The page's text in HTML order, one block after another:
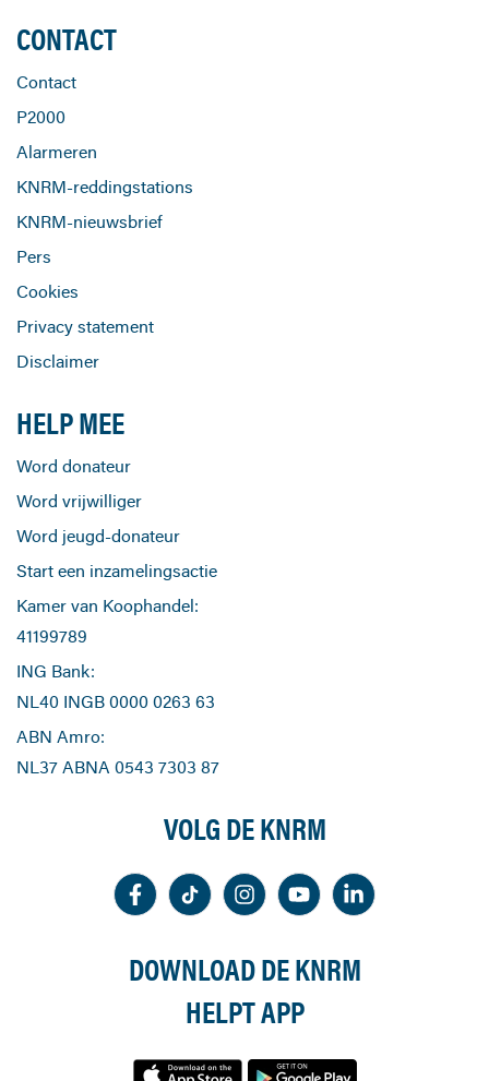
CONTACT
Contact
P2000
Alarmeren
KNRM-reddingstations
KNRM-nieuwsbrief
Pers
Cookies
Privacy statement
Disclaimer
HELP MEE
Word donateur
Word vrijwilliger
Word jeugd-donateur
Start een inzamelingsactie
Kamer van Koophandel:
41199789
ING Bank:
NL40 INGB 0000 0263 63
ABN Amro:
NL37 ABNA 0543 7303 87
VOLG DE KNRM
DOWNLOAD DE KNRM
HELPT APP